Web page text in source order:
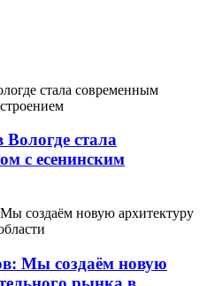
стала
с есенинским
Мы создаём новую